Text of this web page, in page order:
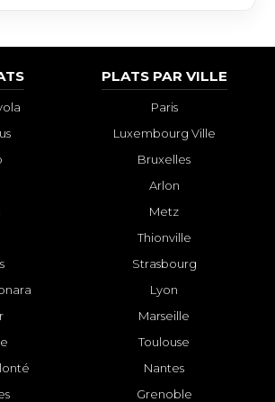
PLATS PAR VILLE
Paris
Luxembourg Ville
Bruxelles
Arlon
Metz
Thionville
Strasbourg
Lyon
Marseille
Toulouse
Nantes
Grenoble